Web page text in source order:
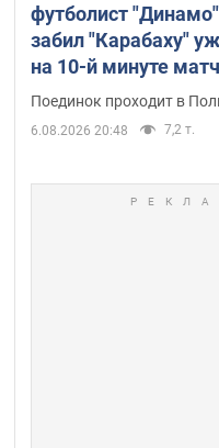
футболист "Динамо"
забил "Карабаху"
на 10-й минуте
Видео
Поединок проходит в
6.08.2026 20:48 7,2 т.